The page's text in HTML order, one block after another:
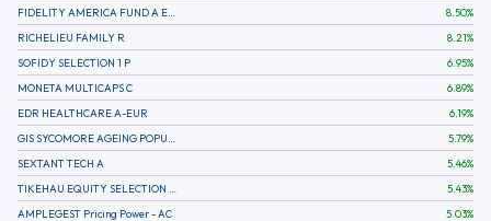
8.50%
RICHELIEU FAMILY R
8.21%
SOFIDY SELECTION 1 P
6.95%
MONETA MULTICAPS C
6.89%
EDR HEALTHCARE A-EUR
6.19%
5.79%
SEXTANT TECH A
5.46%
5.43%
AMPLEGEST Pricing Power - AC
5.03%